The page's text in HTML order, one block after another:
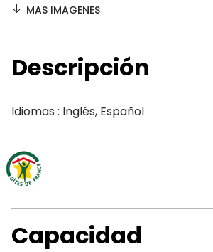
MAS IMAGENES
Descripción
Idiomas : Inglés, Español
Capacidad